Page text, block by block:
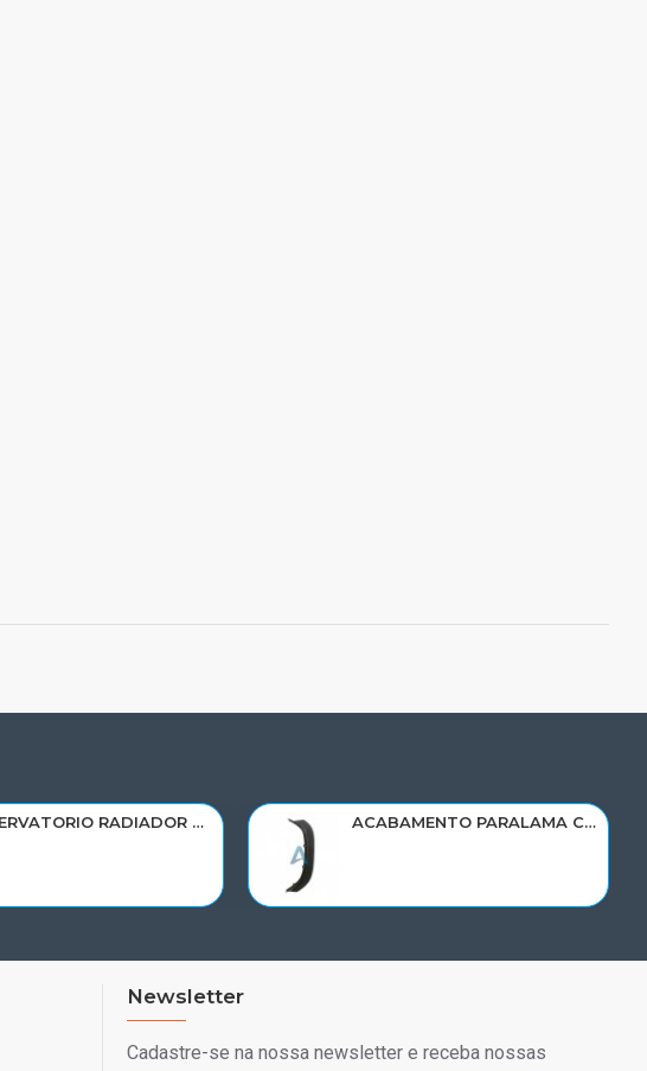
RESERVATORIO RADIADOR AGUA SCANIA 124 NTG P/G/R/S/XT 2019> 2545033/RP082 ACABAMENTO PARALAMA CABINE SCANIA NTG P/G/R/S LD PARTE DIANT 2298022
Newsletter
Cadastre-se na nossa newsletter e receba nossas